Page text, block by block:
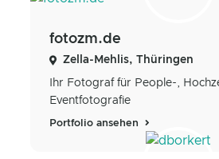
fotozm.de
Zella-Mehlis, Thüringen
Ihr Fotograf für People-,
Eventfotografie
Portfolio ansehen